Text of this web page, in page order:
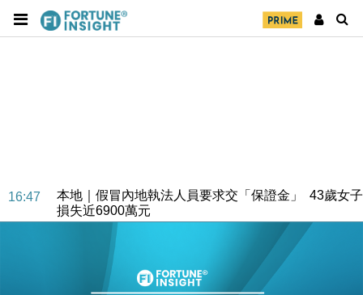
16:47
本地｜假冒內地執法人員要求交「保證金」 43歲女子
損失近6900萬元
財經｜日經失守6.5萬點後回穩 全周仍升近2%
財經｜恒隆10月換帥 玩具「反」斗城亞洲CEO蔡德